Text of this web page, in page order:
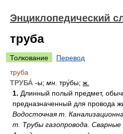
Энциклопедический
труба
Толкование
Перевод
труба
ТРУБА́ -ы; мн. тру́бы; ж.
1. Длинный полый предмет,
предназначенный для провода
Водосточная т.
т.
Трубы газопровода. Сварные